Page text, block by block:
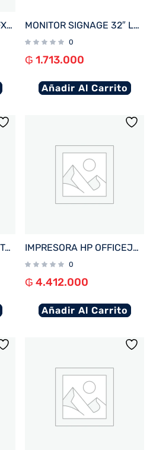
NOTEBOOK ASUS TUF FX607VJ-RL805W C5 GAM 2.2/8/512/ RTX3050-6G/ W11H/16″ WUXGA MONITOR SIGNAGE 32″ LG 32SM5C FHD/USB/HDMI/DP/SD/NE
0
₲ 1.713.000
Añadir Al Carrito
IMPRESORA HP SMART TANK 750 IMP/COP/SCAN/RED/WIFI/BIVOLT IMPRESORA HP OFFICEJET PRO 9730 IMP/COP/SCA/USB/RED/WIFI/BIVOLT + 4 TINTAS
0
₲ 4.412.000
Añadir Al Carrito